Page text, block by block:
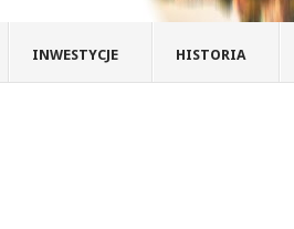
INWESTYCJE HISTORIA